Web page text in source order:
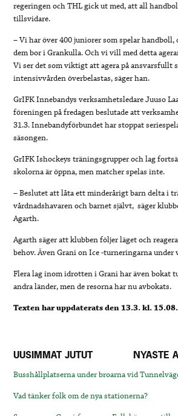
regeringen och THL gick ut med, att all
tillsvidare.
– Vi har över 400 juniorer som spelar handboll,
dem bor i Grankulla. Och vi vill med detta
Vi ser det som viktigt att agera på ansvarsfullt
intensivvården överbelastas, säger han.
GrIFK Innebandys verksamhetsledare Juuso
föreningen på fredagen beslutadeatt
31.3. Innebandyförbundet har stoppat
säsongen.
GrIFKIshockeys träningsgrupper och lag
skolorna är öppna, men matcher spelas inte.
– Beslutet att låta ett minderårigt barn delta i
vårdnadshavaren och barnet självt, säger
Agarth.
Agarth säger att klubben följer läget och
behov.Även Grani on Ice -turneringarna under
Flera lag inom idrotten i Grani har även bokat
andra länder, men de resorna har nu avbokats.
Texten har uppdaterats den 13.3. kl. 15.08.
UUSIMMAT JUTUT NYASTE
Busshållplatserna under broarna vid
Vad tänker folk om de nya stationerna?